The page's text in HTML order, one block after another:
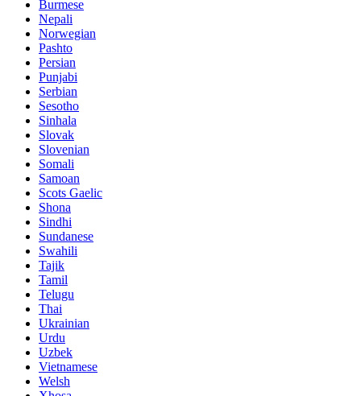
Burmese
Nepali
Norwegian
Pashto
Persian
Punjabi
Serbian
Sesotho
Sinhala
Slovak
Slovenian
Somali
Samoan
Scots Gaelic
Shona
Sindhi
Sundanese
Swahili
Tajik
Tamil
Telugu
Thai
Ukrainian
Urdu
Uzbek
Vietnamese
Welsh